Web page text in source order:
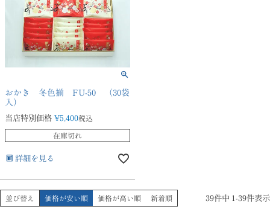
おかき 冬色揃 FU-50 （30袋
入）
当店特別価格 ¥5,400税込
在庫切れ
詳細を見る
並び替え 価格が安い順 価格が高い順 新着順 39件中 1 -39件表示